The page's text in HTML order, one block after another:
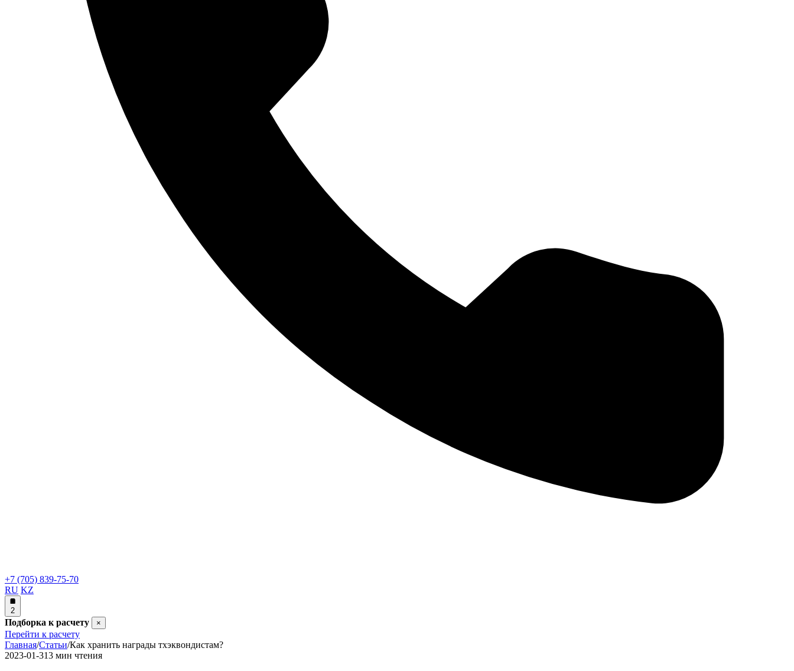
+7 (705) 839-75-70
RU KZ
2
Подборка к расчету ×
Перейти к расчету
Главная/Статьи/Как хранить награды тхэквондистам?
2023-01-313 мин чтения